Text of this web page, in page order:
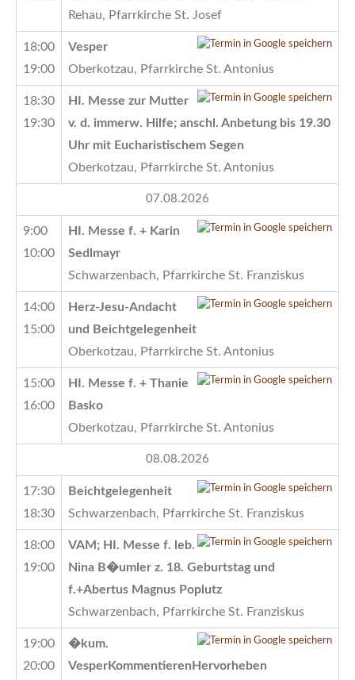
Rehau, Pfarrkirche St. Josef
18:00
19:00
Vesper
Oberkotzau, Pfarrkirche St. Antonius
18:30
19:30
HI. Messe zur Mutter
v. d. immerw. Hilfe; anschl. Anbetung bis 19.30
Uhr mit Eucharistischem Segen
Oberkotzau, Pfarrkirche St. Antonius
07.08.2026
9:00
10:00
HI. Messe f. + Karin
Sedlmayr
Schwarzenbach, Pfarrkirche St. Franziskus
14:00
15:00
Herz-Jesu-Andacht
und Beichtgelegenheit
Oberkotzau, Pfarrkirche St. Antonius
15:00
16:00
HI. Messe f. + Thanie
Basko
Oberkotzau, Pfarrkirche St. Antonius
08.08.2026
17:30
18:30
Beichtgelegenheit
Schwarzenbach, Pfarrkirche St. Franziskus
18:00
19:00
VAM; HI. Messe f. leb.
Nina B�umler z. 18. Geburtstag und
f.+Abertus Magnus Poplutz
Schwarzenbach, Pfarrkirche St. Franziskus
19:00
20:00
�kum.
VesperKommentierenHervorheben